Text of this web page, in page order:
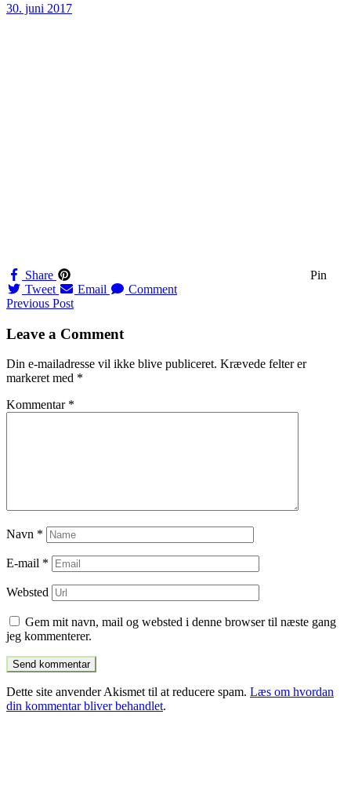
30. juni 2017
Share
Pin
Tweet
Email Comment
Navigation
til
Previous Post
Leave a Comment
Din e-mailadresse vil ikke blive publiceret. Krævede felter er
markeret med *
Kommentar *
Navn *
E-mail *
Websted
Gem mit navn, mail og websted i denne browser til næste gang
jeg kommenterer.
Dette site anvender Akismet til at reducere spam. Læs om hvordan
din kommentar bliver behandlet.